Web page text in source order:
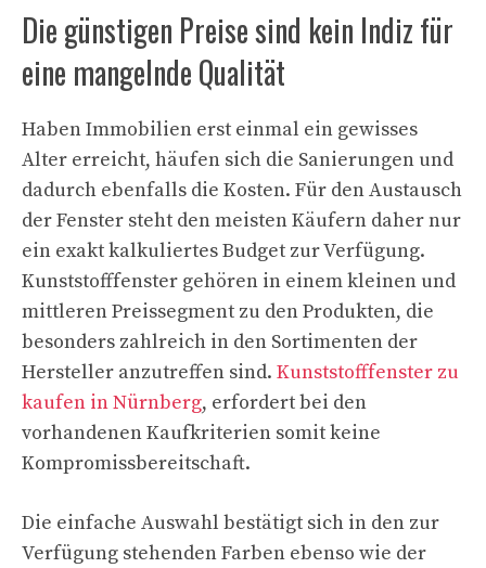
Die günstigen Preise sind kein Indiz für
eine mangelnde Qualität
Haben Immobilien erst einmal ein gewisses
Alter erreicht, häufen sich die Sanierungen und
dadurch ebenfalls die Kosten. Für den Austausch
der Fenster steht den meisten Käufern daher nur
ein exakt kalkuliertes Budget zur Verfügung.
Kunststofffenster gehören in einem kleinen und
mittleren Preissegment zu den Produkten, die
besonders zahlreich in den Sortimenten der
Hersteller anzutreffen sind. Kunststofffenster zu
kaufen in Nürnberg, erfordert bei den
vorhandenen Kaufkriterien somit keine
Kompromissbereitschaft.
Die einfache Auswahl bestätigt sich in den zur
Verfügung stehenden Farben ebenso wie der